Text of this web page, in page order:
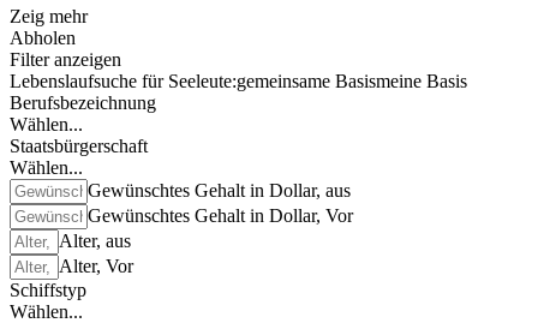
Zeig mehr
Abholen
Filter anzeigen
Lebenslaufsuche für Seeleute:gemeinsame Basismeine Basis
Berufsbezeichnung
Wählen...
Staatsbürgerschaft
Wählen...
Gewünschtes Gehalt in Dollar, aus
Gewünschtes Gehalt in Dollar, Vor
Alter, aus
Alter, Vor
Schiffstyp
Wählen...